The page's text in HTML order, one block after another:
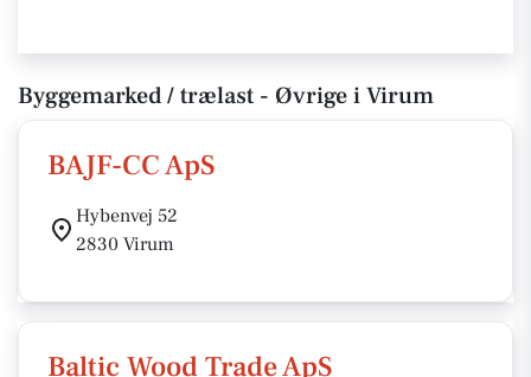
Byggemarked / trælast - Øvrige i Virum
BAJF-CC ApS
Hybenvej 52
2830 Virum
Baltic Wood Trade ApS